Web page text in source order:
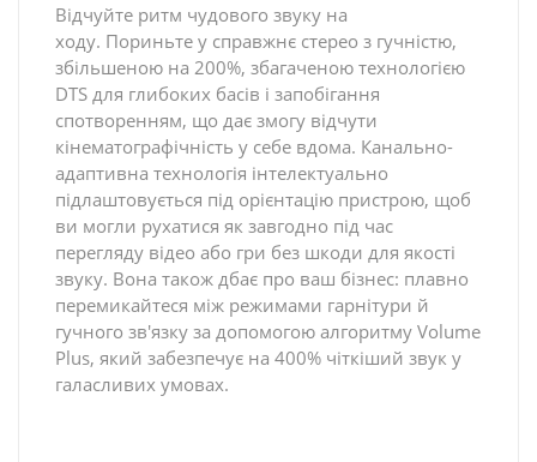
Відчуйте ритм чудового звуку на
ходу. Пориньте у справжнє стерео з гучністю,
збільшеною на 200%, збагаченою технологією
DTS для глибоких басів і запобігання
спотворенням, що дає змогу відчути
кінематографічність у себе вдома. Канально-
адаптивна технологія інтелектуально
підлаштовується під орієнтацію пристрою, щоб
ви могли рухатися як завгодно під час
перегляду відео або гри без шкоди для якості
звуку. Вона також дбає про ваш бізнес: плавно
перемикайтеся між режимами гарнітури й
гучного зв'язку за допомогою алгоритму Volume
Plus, який забезпечує на 400% чіткіший звук у
галасливих умовах.